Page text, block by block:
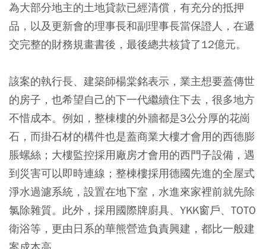
為大部分地主的土地貸款已經清償，有充分的抵押
品，以及更新會的理事長和副理事長當保證人，在遞
交完整的財務規畫書後，最後總共核貸了12億元。
該案的執行長、建築師楊棠銘表示，業主想要蓋傳世
的房子，也希望自己的下一代繼續住下去，很多地方
不惜成本。例如，整棟樓的外牆都是3公分厚的花崗
石，而掛石材的構件也是蓋商業大樓才會用的西德膨
脹螺絲；大樓監控採用廠房才會用的西門子設備，遇
到災害可以即時連線；整棟樓採用德國先進的全屋式
淨水過濾系統，設置在地下室，水進來家裡前就先除
氯除雜質。此外，採用國際牌廚具、YKK窗戶、TOTO
衛浴等，更由日系的華熊營造負責興建，都比一般建